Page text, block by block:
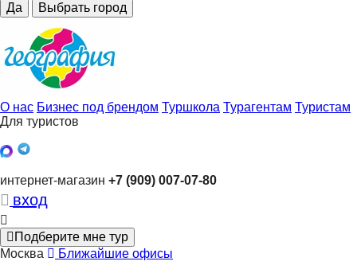
Да Выбрать город
О нас Бизнес под брендом Туршкола Турагентам Туристам
Для туристов
интернет-магазин +7 (909) 007-07-80
вход
Подберите мне тур
Москва
Ближайшие офисы